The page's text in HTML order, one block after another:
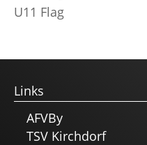
U11 Flag
Links
AFVBy
TSV Kirchdorf